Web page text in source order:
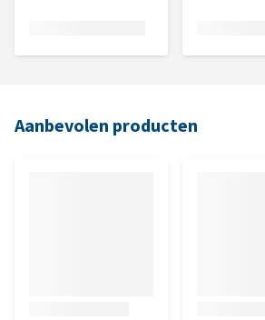
Aanbevolen producten